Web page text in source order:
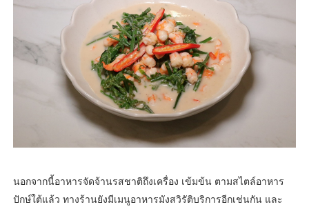
นอกจากนี้อาหารจัดจ้านรสชาติถึงเครื่อง เข้มข้น ตามสไตล์อาหาร
ปักษ์ใต้แล้ว ทางร้านยังมีเมนูอาหารมังสวิรัติบริการอีกเช่นกัน และ